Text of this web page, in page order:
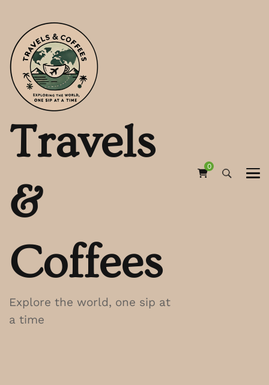
Travels
&
Coffees
Explore the world, one sip at
a time
0